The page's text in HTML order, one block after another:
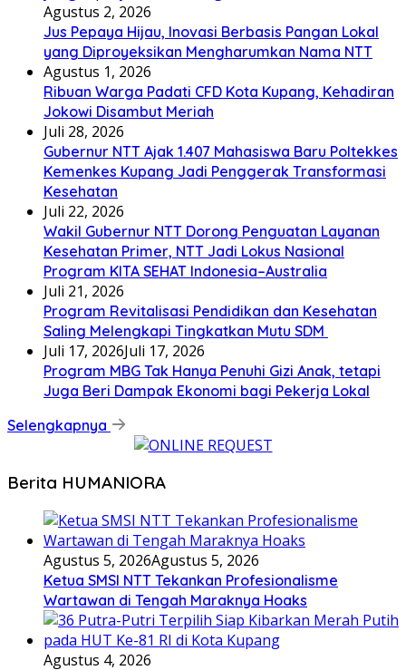
Agustus 2, 2026
Jus Pepaya Hijau, Inovasi Berbasis Pangan Lokal
yang Diproyeksikan Mengharumkan Nama NTT
Agustus 1, 2026
Ribuan Warga Padati CFD Kota Kupang, Kehadiran
Jokowi Disambut Meriah
Juli 28, 2026
Gubernur NTT Ajak 1.407 Mahasiswa Baru Poltekkes
Kemenkes Kupang Jadi Penggerak Transformasi
Kesehatan
Juli 22, 2026
Wakil Gubernur NTT Dorong Penguatan Layanan
Kesehatan Primer, NTT Jadi Lokus Nasional
Program KITA SEHAT Indonesia–Australia
Juli 21, 2026
Program Revitalisasi Pendidikan dan Kesehatan
Saling Melengkapi Tingkatkan Mutu SDM
Juli 17, 2026Juli 17, 2026
Program MBG Tak Hanya Penuhi Gizi Anak, tetapi
Juga Beri Dampak Ekonomi bagi Pekerja Lokal
Selengkapnya
Berita HUMANIORA
Agustus 5, 2026Agustus 5, 2026
Ketua SMSI NTT Tekankan Profesionalisme
Wartawan di Tengah Maraknya Hoaks
Agustus 4, 2026